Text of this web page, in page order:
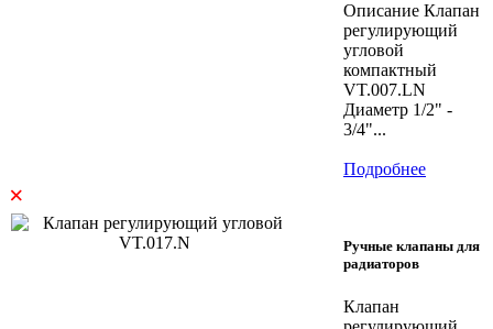
Описание Клапан
регулирующий
угловой
компактный
VT.007.LN
Диаметр 1/2" -
3/4"...
Подробнее
×
Ручные клапаны для
радиаторов
Клапан